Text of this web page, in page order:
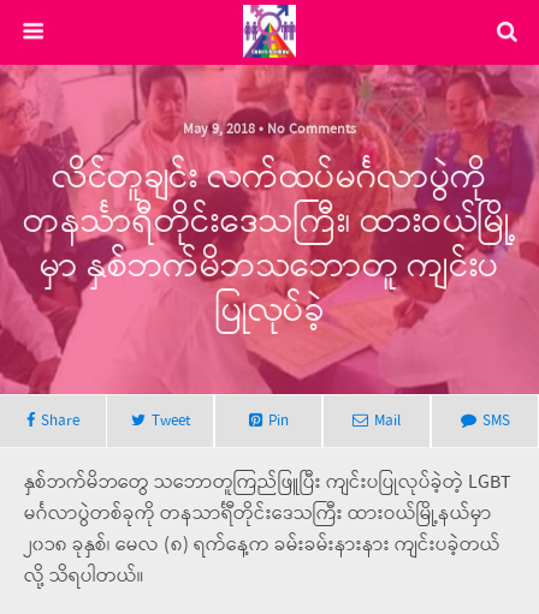
May 9, 2018 • No Comments
လိင်တူချင်း လက်ထပ်မင်္ဂလာပွဲကို
တနင်္သာရီတိုင်းဒေသကြီး၊ ထားဝယ်မြို့
မှာ နှစ်ဘက်မိဘသဘောတူ ကျင်းပ
ပြုလုပ်ခဲ့
Share Tweet Pin Mail SMS
နှစ်ဘက်မိဘတွေ သဘောတူကြည်ဖြူပြီး ကျင်းပပြုလုပ်ခဲ့တဲ့ LGBT
မင်္ဂလာပွဲတစ်ခုကို တနသာင်္ရီတိုင်းဒေသကြီး ထားဝယ်မြို့နယ်မှာ
၂၀၁၈ ခုနှစ်၊ မေလ (၈) ရက်နေ့က ခမ်းခမ်းနားနား ကျင်းပခဲ့တယ်
လို့ သိရပါတယ်။